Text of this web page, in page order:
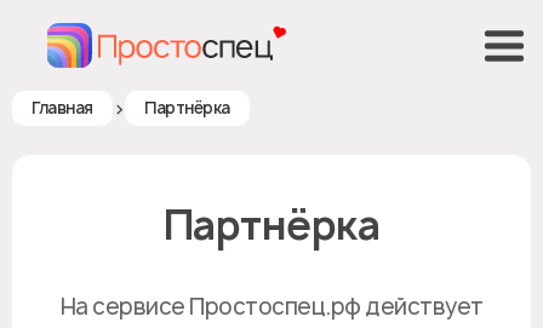
Главная > Партнёрка
Партнёрка
На сервисе Простоспец.рф действует